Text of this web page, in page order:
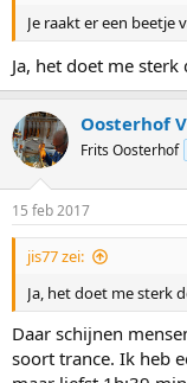
Je raakt er een beetje
Ja, het doet me
Oosterhof
Frits Oosterhof
15 feb 2017
jis77 zei:
Ja, het doet me sterk
Daar schijnen
soort trance. Ik heb